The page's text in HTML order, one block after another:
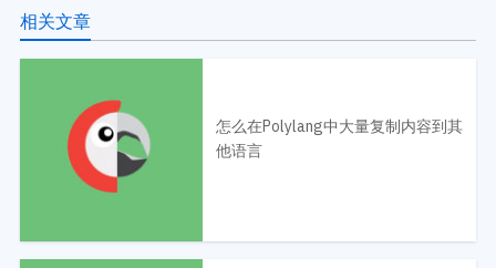
相关文章
怎么在Polylang中大量复制内容到其
他语言